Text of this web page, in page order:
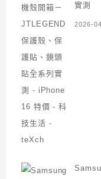
實測
2026-